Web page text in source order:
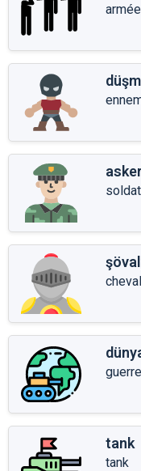
armée
asker
soldat
tank
tank